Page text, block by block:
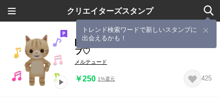
クリエイターズスタンプ
トレンド検索ワードで新しいスタンプに
出会えるかも！
[動く]３D 子猫さんのデイリースタン
プ♡
メルテュード
￥250 1%還元 425